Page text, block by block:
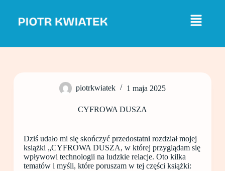
j
piotrkwiatek 1 maja 2025
CYFROWA DUSZA
Dziś udało mi się skończyć przedostatni rozdział mojej
książki „CYFROWA DUSZA, w której przyglądam się
wpływowi technologii na ludzkie relacje. Oto kilka
tematów i myśli, które poruszam w tej części książki: